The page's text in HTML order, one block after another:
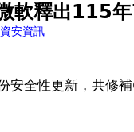
軟釋出115
安資訊
安全性更新，共修